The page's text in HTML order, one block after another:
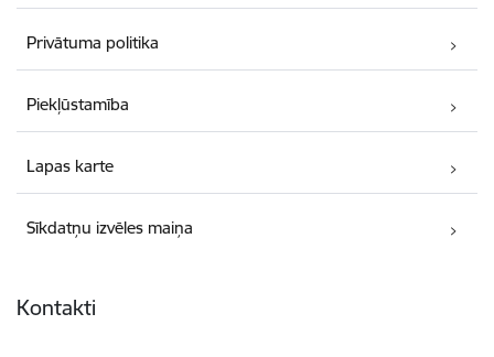
Privātuma politika
Piekļūstamība
Lapas karte
Sīkdatņu izvēles maiņa
Kontakti